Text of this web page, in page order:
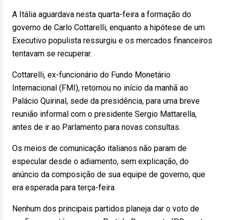
A Itália aguardava nesta quarta-feira a formação do
governo de Carlo Cottarelli, enquanto a hipótese de um
Executivo populista ressurgiu e os mercados financeiros
tentavam se recuperar.
Cottarelli, ex-funcionário do Fundo Monetário
Internacional (FMI), retornou no início da manhã ao
Palácio Quirinal, sede da presidência, para uma breve
reunião informal com o presidente Sergio Mattarella,
antes de ir ao Parlamento para novas consultas.
Os meios de comunicação italianos não param de
especular desde o adiamento, sem explicação, do
anúncio da composição de sua equipe de governo, que
era esperada para terça-feira.
Nenhum dos principais partidos planeja dar o voto de